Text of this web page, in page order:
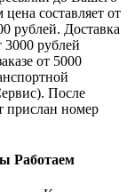
составляет от
рублей. Доставка
3000 рублей
от 5000
После
прислан номер
Работаем